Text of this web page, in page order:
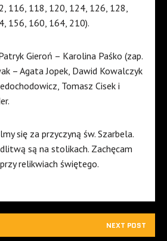
116, 118, 120, 124, 126, 128,
156, 160, 164, 210).
Gieroń – Karolina Paśko (zap.
– Agata Jopek, Dawid Kowalczyk
Tomasz Cisek i
się za przyczyną św. Szarbela.
są na stolikach. Zachęcam
relikwiach świętego.
NEXT POST